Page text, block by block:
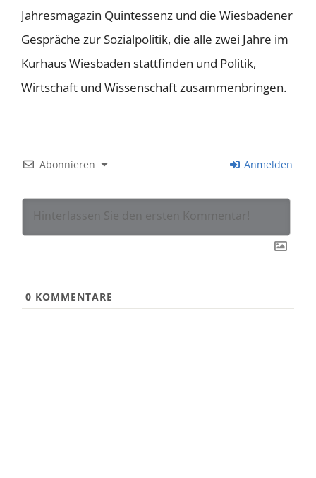
Jahresmagazin Quintessenz und die Wiesbadener
Gespräche zur Sozialpolitik, die alle zwei Jahre im
Kurhaus Wiesbaden stattfinden und Politik,
Wirtschaft und Wissenschaft zusammenbringen.
Abonnieren Anmelden
0 KOMMENTARE